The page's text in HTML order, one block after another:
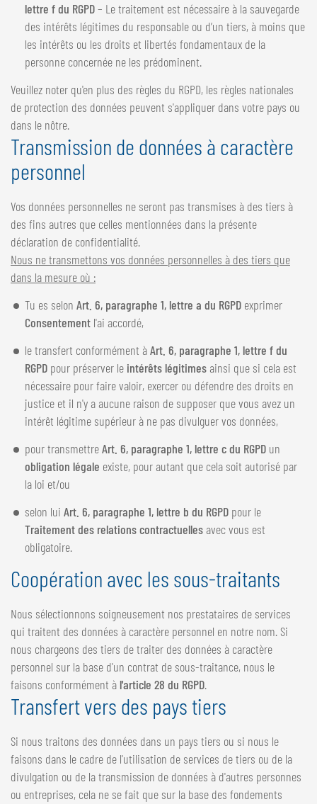
lettre f du RGPD– Le traitement est nécessaire à la sauvegarde
des intérêts légitimes du responsable ou d’un tiers, à moins que
les intérêts ou les droits et libertés fondamentaux de la
personne concernée ne les prédominent.
Veuillez noter qu'en plus des règles du RGPD, les règles nationales
de protection des données peuvent s'appliquer dans votre pays ou
dans le nôtre.
Transmission de données à caractère
personnel
Vos données personnelles ne seront pas transmises à des tiers à
des fins autres que celles mentionnées dans la présente
déclaration de confidentialité.
Nous ne transmettons vos données personnelles à des tiers que
dans la mesure où :
Tu es selon Art. 6, paragraphe 1, lettre a du RGPD exprimer
Consentement l'ai accordé,
le transfert conformément àArt. 6, paragraphe 1, lettre f du
RGPD pour préserver le intérêts légitimes ainsi que si cela est
nécessaire pour faire valoir, exercer ou défendre des droits en
justice et il n'y a aucune raison de supposer que vous avez un
intérêt légitime supérieur à ne pas divulguer vos données,
pour transmettreArt. 6, paragraphe 1, lettre c du RGPD un
obligation légale existe, pour autant que cela soit autorisé par
la loi et/ou
selon lui Art. 6, paragraphe 1, lettre b du RGPD pour le
Traitement des relations contractuelles avec vous est
obligatoire.
Coopération avec les sous-traitants
Nous sélectionnons soigneusement nos prestataires de services
qui traitent des données à caractère personnel en notre nom. Si
nous chargeons des tiers de traiter des données à caractère
personnel sur la base d'un contrat de sous-traitance, nous le
faisons conformément à l'article 28 du RGPD.
Transfert vers des pays tiers
Si nous traitons des données dans un pays tiers ou si nous le
faisons dans le cadre de l'utilisation de services de tiers ou de la
divulgation ou de la transmission de données à d'autres personnes
ou entreprises, cela ne se fait que sur la base des fondements